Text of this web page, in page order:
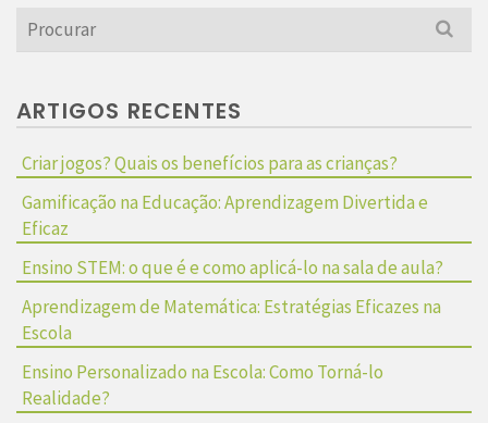
Search
for:
ARTIGOS RECENTES
Criar jogos? Quais os benefícios para as crianças?
Gamificação na Educação: Aprendizagem Divertida e
Eficaz
Ensino STEM: o que é e como aplicá-lo na sala de aula?
Aprendizagem de Matemática: Estratégias Eficazes na
Escola
Ensino Personalizado na Escola: Como Torná-lo
Realidade?